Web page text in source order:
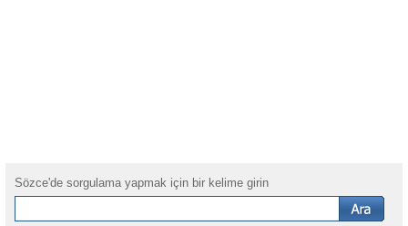
Sözce'de sorgulama yapmak için bir kelime girin